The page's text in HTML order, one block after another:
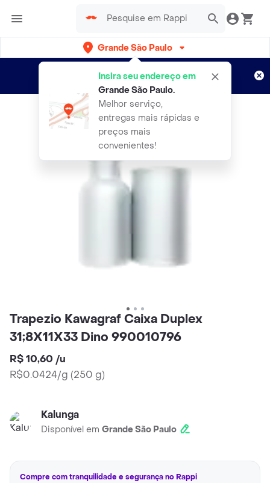
Grande São Paulo
Insira seu endereço em
Grande São Paulo.
Melhor serviço,
entregas mais rápidas e
preços mais
convenientes!
Entregas grátis por 15 dias!
Aplicam T&C
Trapezio Kawagraf Caixa Duplex
31;8X11X33 Dino 990010796
R$ 10,60 /u
R$0.0424/g (250 g)
Kalunga
Disponível em Grande São Paulo
Compre com tranquilidade e segurança no Rappi